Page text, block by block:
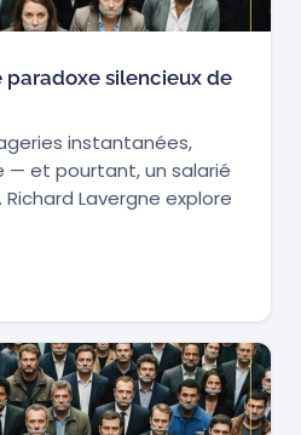
paradoxe silencieux de
instantanées,
— et pourtant, un salarié
Lavergne explore